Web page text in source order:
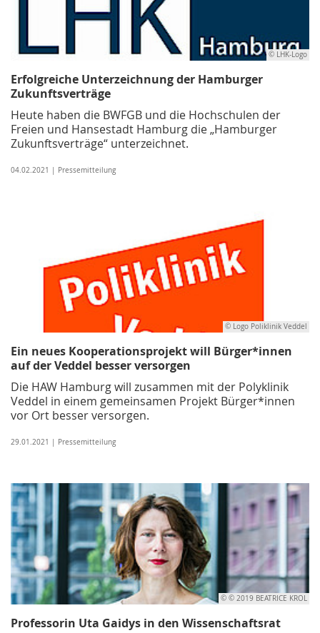
© LHK-Logo
Erfolgreiche Unterzeichnung der Hamburger
Zukunftsverträge
Heute haben die BWFGB und die Hochschulen der
Freien und Hansestadt Hamburg die „Hamburger
Zukunftsverträge“ unterzeichnet.
04.02.2021 | Pressemitteilung
© Logo Poliklinik Veddel
Ein neues Kooperationsprojekt will Bürger*innen
auf der Veddel besser versorgen
Die HAW Hamburg will zusammen mit der Polyklinik
Veddel in einem gemeinsamen Projekt Bürger*innen
vor Ort besser versorgen.
29.01.2021 | Pressemitteilung
© © 2019 BEATRICE KROL
Professorin Uta Gaidys in den Wissenschaftsrat